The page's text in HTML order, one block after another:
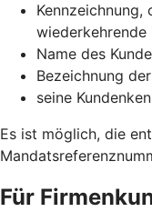
Kennzeichnung,
wiederkehrende
Name des
Bezeichnung
seine
Es ist möglich, die
Für